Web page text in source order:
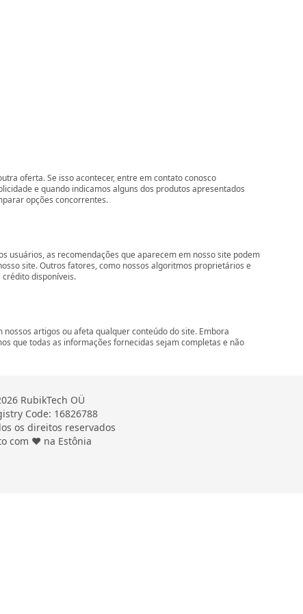
oferta. Se isso acontecer, entre em contato conosco
e quando indicamos alguns dos produtos apresentados
opções concorrentes.
usuários, as recomendações que aparecem em nosso site podem
site. Outros fatores, como nossos algoritmos proprietários e
disponíveis.
artigos ou afeta qualquer conteúdo do site. Embora
que todas as informações fornecidas sejam completas e não
RubikTech OÜ
Code: 16826788
os direitos reservados
com ❤ na Estônia